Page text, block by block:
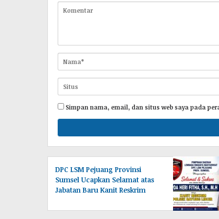
Simpan nama, email, dan situs web saya pada
DPC LSM Pejuang Provinsi
Sumsel Ucapkan Selamat atas
Jabatan Baru Kanit Reskrim